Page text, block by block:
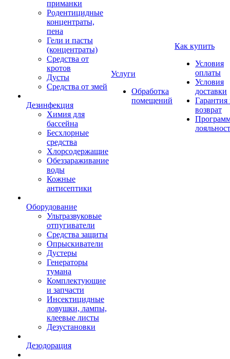
приманки
Родентицидные
концентраты,
пена
Гели и пасты
(концентраты)
Средства от
кротов
Дусты
Средства от змей
Дезинфекция
Химия для
бассейна
Бесхлорные
средства
Хлорсодержащие
Обеззараживание
воды
Кожные
антисептики
Оборудование
Ультразвуковые
отпугиватели
Средства защиты
Опрыскиватели
Дустеры
Генераторы
тумана
Комплектующие
и запчасти
Инсектицидные
ловушки, лампы,
клеевые листы
Дезустановки
Дезодорация
Услуги
Обработка
помещений
Как купить
Условия
оплаты
Условия
доставки
Гарантия
возврат